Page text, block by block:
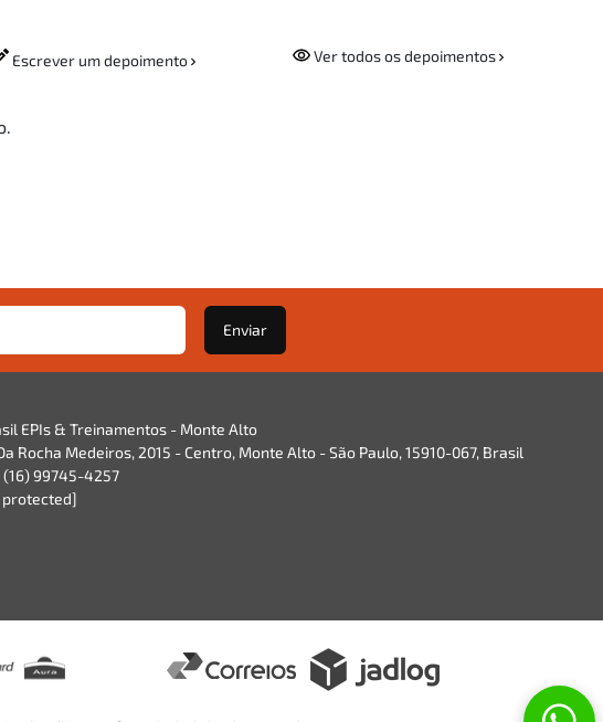
Escrever um depoimento Ver todos os depoimentos
Enviar
EPIs & Treinamentos - Monte Alto
Rocha Medeiros, 2015 - Centro, Monte Alto - São Paulo, 15910-067, Brasil
(16) 99745-4257
protected]